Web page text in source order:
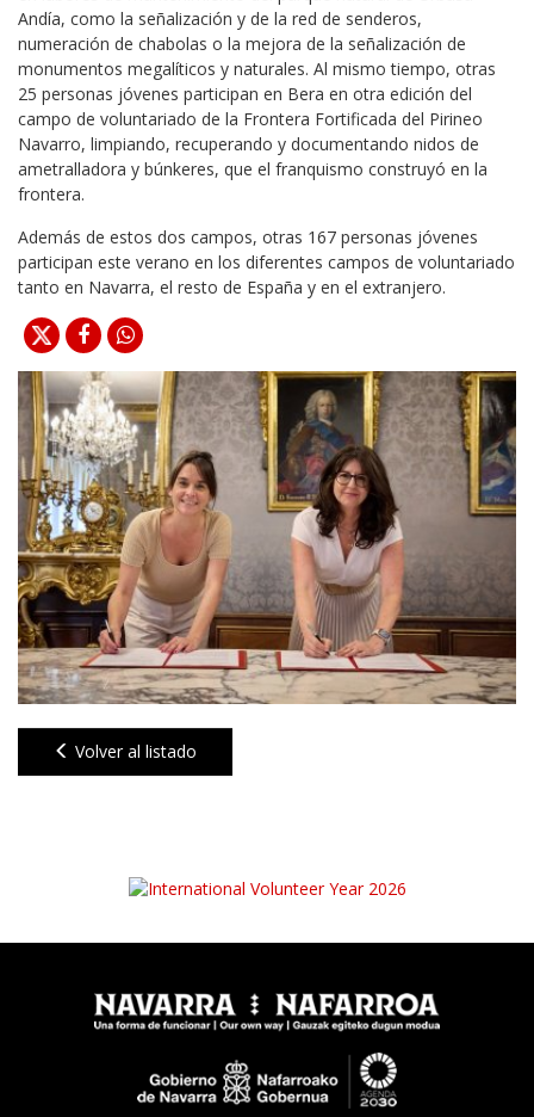
Andía, como la señalización y de la red de senderos,
numeración de chabolas o la mejora de la señalización de
monumentos megalíticos y naturales. Al mismo tiempo, otras
25 personas jóvenes participan en Bera en otra edición del
campo de voluntariado de la Frontera Fortificada del Pirineo
Navarro, limpiando, recuperando y documentando nidos de
ametralladora y búnkeres, que el franquismo construyó en la
frontera.
Además de estos dos campos, otras 167 personas jóvenes
participan este verano en los diferentes campos de voluntariado
tanto en Navarra, el resto de España y en el extranjero.
Volver al listado